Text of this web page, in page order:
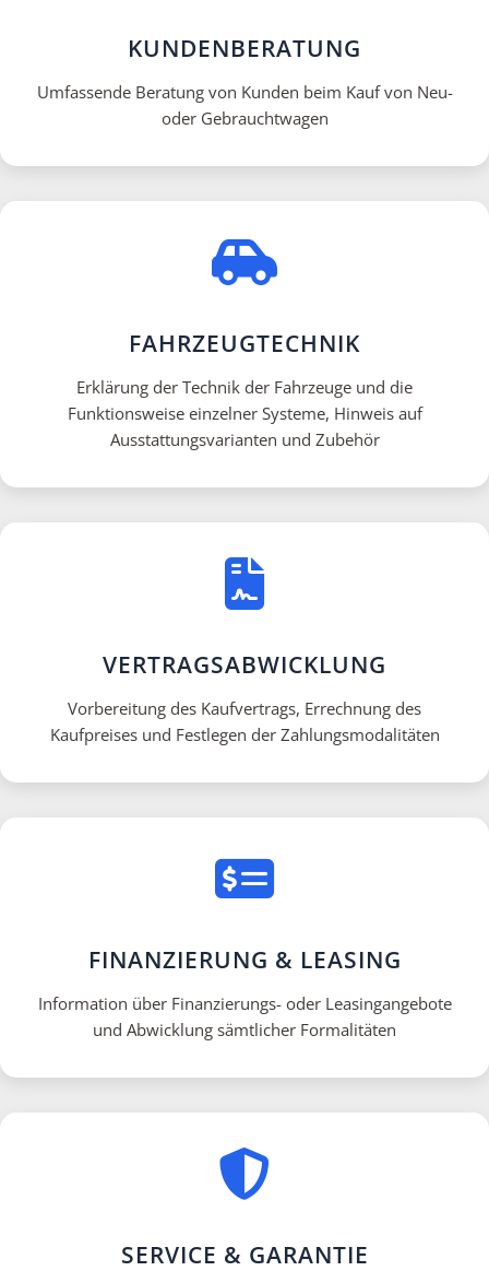
KUNDENBERATUNG
Umfassende Beratung von Kunden beim Kauf von Neu-
oder Gebrauchtwagen
FAHRZEUGTECHNIK
Erklärung der Technik der Fahrzeuge und die
Funktionsweise einzelner Systeme, Hinweis auf
Ausstattungsvarianten und Zubehör
VERTRAGSABWICKLUNG
Vorbereitung des Kaufvertrags, Errechnung des
Kaufpreises und Festlegen der Zahlungsmodalitäten
FINANZIERUNG & LEASING
Information über Finanzierungs- oder Leasingangebote
und Abwicklung sämtlicher Formalitäten
SERVICE & GARANTIE